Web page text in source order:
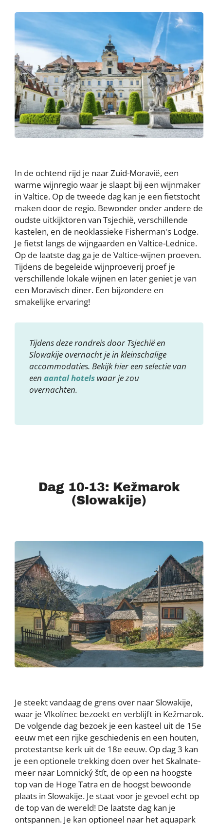
In de ochtend rijd je naar Zuid-Moravië, een
warme wijnregio waar je slaapt bij een wijnmaker
in Valtice. Op de tweede dag kan je een fietstocht
maken door de regio. Bewonder onder andere de
oudste uitkijktoren van Tsjechië, verschillende
kastelen, en de neoklassieke Fisherman's Lodge.
Je fietst langs de wijngaarden en Valtice-Lednice.
Op de laatste dag ga je de Valtice-wijnen proeven.
Tijdens de begeleide wijnproeverij proef je
verschillende lokale wijnen en later geniet je van
een Moravisch diner. Een bijzondere en
smakelijke ervaring!
Tijdens deze rondreis door Tsjechië en
Slowakije overnacht je in kleinschalige
accommodaties. Bekijk hier een selectie van
een aantal hotels waar je zou
overnachten.
Dag 10-13: Kežmarok
(Slowakije)
Je steekt vandaag de grens over naar Slowakije,
waar je Vlkolínec bezoekt en verblijft in Kežmarok.
De volgende dag bezoek je een kasteel uit de 15e
eeuw met een rijke geschiedenis en een houten,
protestantse kerk uit de 18e eeuw. Op dag 3 kan
je een optionele trekking doen over het Skalnate-
meer naar Lomnický štít, de op een na hoogste
top van de Hoge Tatra en de hoogst bewoonde
plaats in Slowakije. Je staat voor je gevoel echt op
de top van de wereld! De laatste dag kan je
ontspannen. Je kan optioneel naar het aquapark